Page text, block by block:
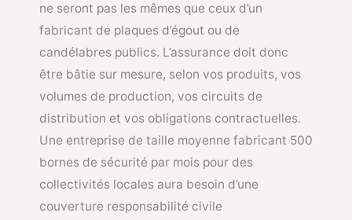
ne seront pas les mêmes que ceux d’un
fabricant de plaques d’égout ou de
candélabres publics. L’assurance doit donc
être bâtie sur mesure, selon vos produits, vos
volumes de production, vos circuits de
distribution et vos obligations contractuelles.
Une entreprise de taille moyenne fabricant 500
bornes de sécurité par mois pour des
collectivités locales aura besoin d’une
couverture responsabilité civile